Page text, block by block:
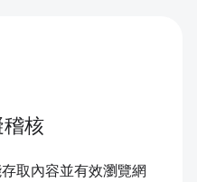
核
取內容並有效瀏覽網